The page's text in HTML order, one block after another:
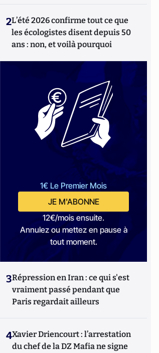
2L’été 2026 confirme tout ce que
les écologistes disent depuis 50
ans : non, et voilà pourquoi
1€ Le Premier Mois
JE M'ABONNE
12€/mois ensuite.
Annulez ou mettez en pause à
tout moment.
3Répression en Iran : ce qui s'est
vraiment passé pendant que
Paris regardait ailleurs
4Xavier Driencourt : l’arrestation
du chef de la DZ Mafia ne signe